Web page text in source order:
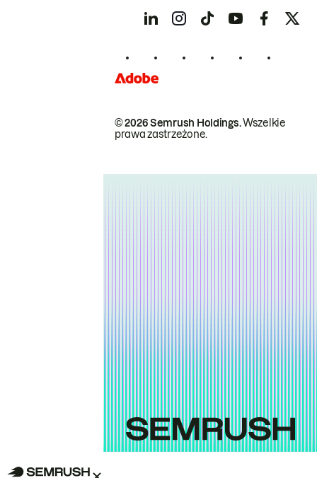
© 2026 Semrush Holdings.Wszelkie
prawa zastrzeżone.